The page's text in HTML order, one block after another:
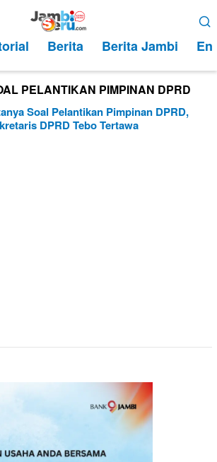
Berita Berita Jambi
PELANTIKAN PIMPINAN DPRD
Soal Pelantikan Pimpinan DPRD,
DPRD Tebo Tertawa